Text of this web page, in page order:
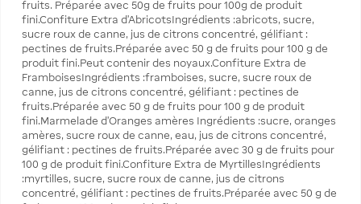
fruits. Préparée avec 50g de fruits pour 100g de produit
fini.Confiture Extra d’AbricotsIngrédients :abricots, sucre,
sucre roux de canne, jus de citrons concentré, gélifiant :
pectines de fruits.Préparée avec 50 g de fruits pour 100 g de
produit fini.Peut contenir des noyaux.Confiture Extra de
FramboisesIngrédients :framboises, sucre, sucre roux de
canne, jus de citrons concentré, gélifiant : pectines de
fruits.Préparée avec 50 g de fruits pour 100 g de produit
fini.Marmelade d’Oranges amères Ingrédients :sucre, oranges
amères, sucre roux de canne, eau, jus de citrons concentré,
gélifiant : pectines de fruits.Préparée avec 30 g de fruits pour
100 g de produit fini.Confiture Extra de MyrtillesIngrédients
:myrtilles, sucre, sucre roux de canne, jus de citrons
concentré, gélifiant : pectines de fruits.Préparée avec 50 g de